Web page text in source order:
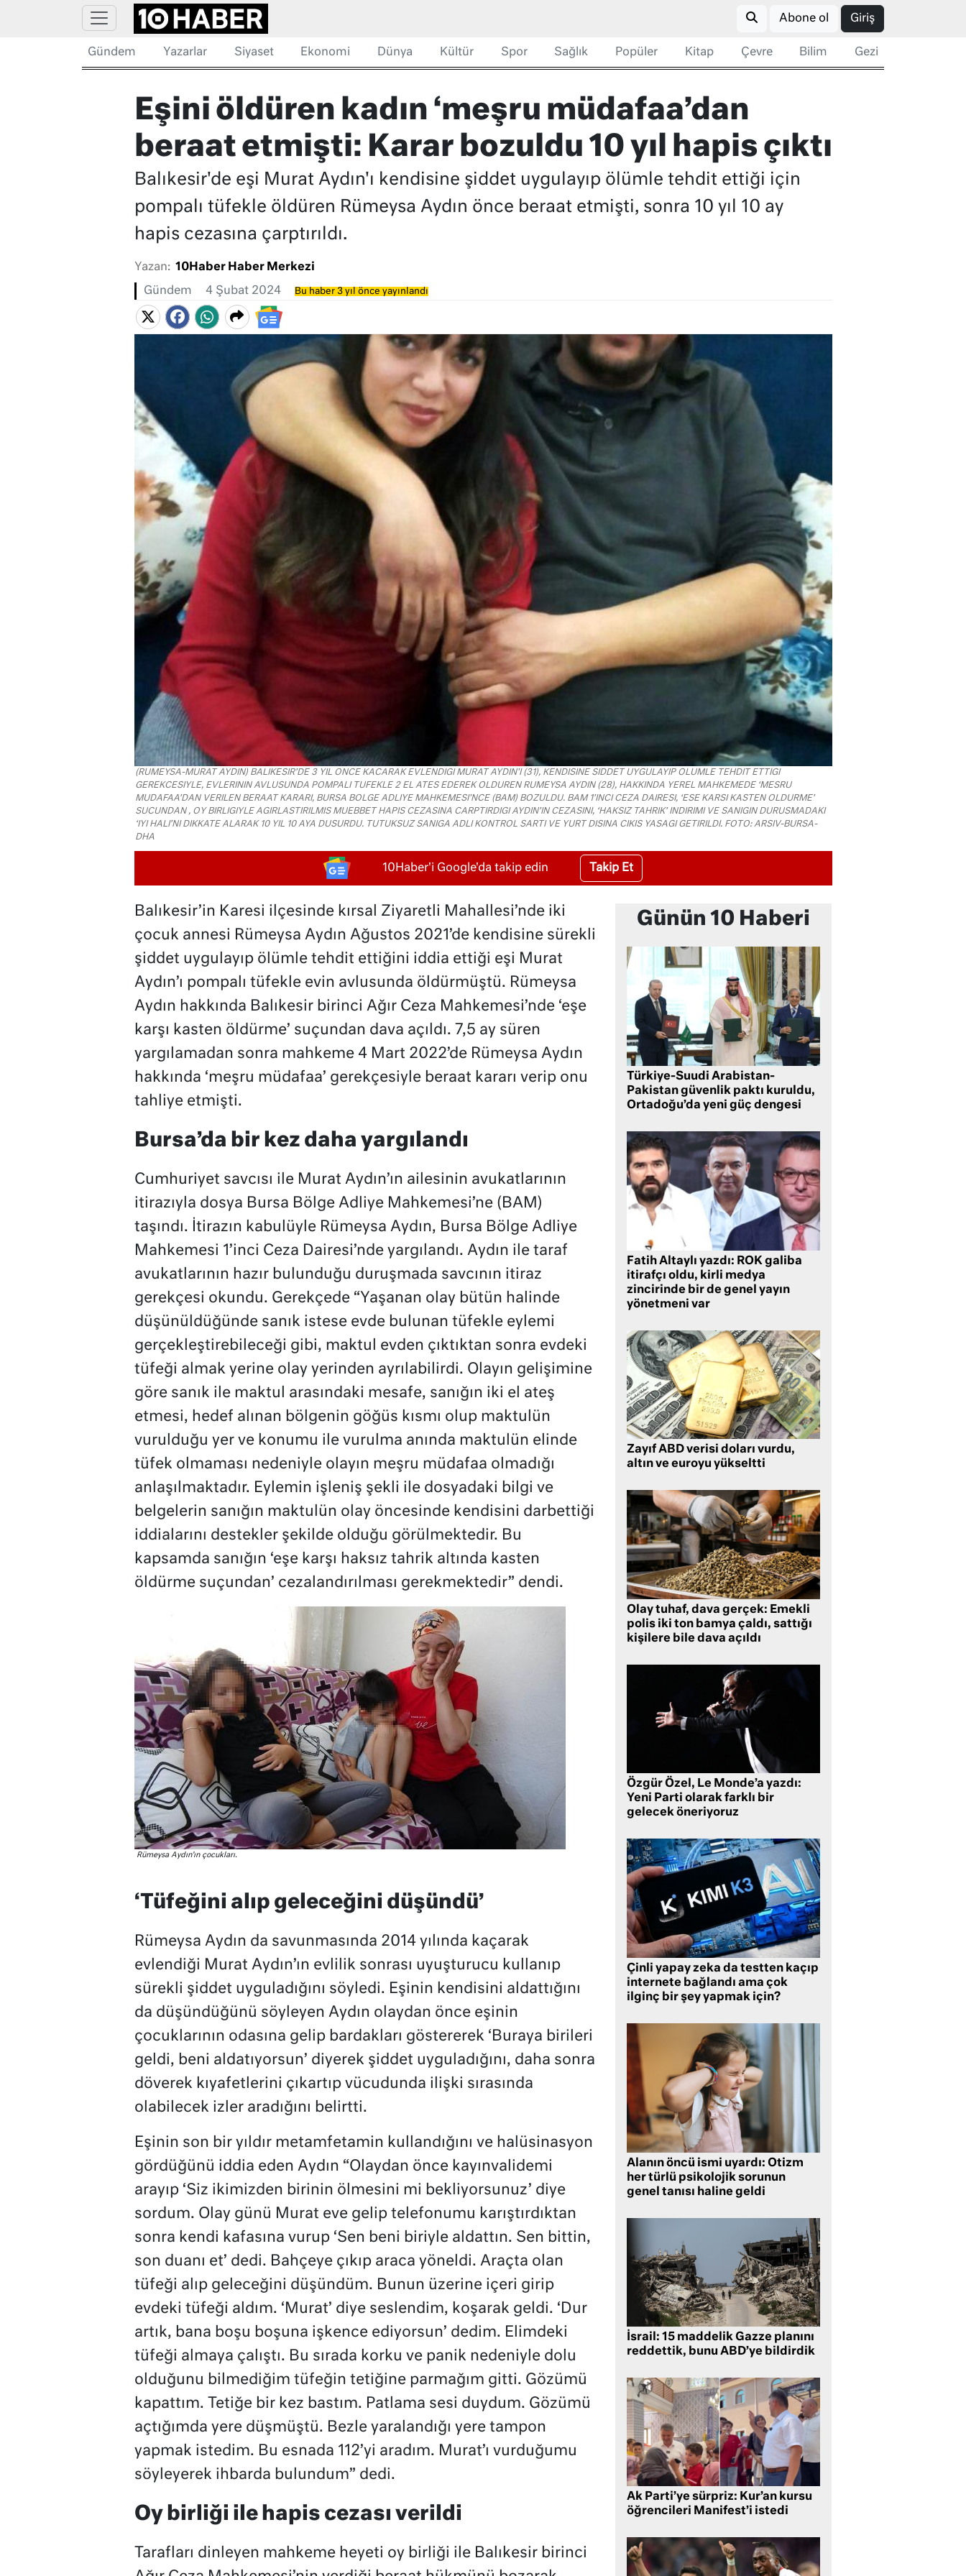
Abone ol Giriş
Gündem Yazarlar Siyaset Ekonomi Dünya Kültür Spor Sağlık Popüler Kitap Çevre Bilim Gezi
Eşini öldüren kadın ‘meşru müdafaa’dan
beraat etmişti: Karar bozuldu 10 yıl hapis çıktı
Balıkesir'de eşi Murat Aydın'ı kendisine şiddet uygulayıp ölümle tehdit ettiği için
pompalı tüfekle öldüren Rümeysa Aydın önce beraat etmişti, sonra 10 yıl 10 ay
hapis cezasına çarptırıldı.
Yazan: 10Haber Haber Merkezi
Gündem 4 Şubat 2024 Bu haber 3 yıl önce yayınlandı
(RUMEYSA-MURAT AYDIN) BALIKESIR’DE 3 YIL ONCE KACARAK EVLENDIGI MURAT AYDIN'I (31), KENDISINE SIDDET UYGULAYIP OLUMLE TEHDIT ETTIGI
GEREKCESIYLE, EVLERININ AVLUSUNDA POMPALI TUFEKLE 2 EL ATES EDEREK OLDUREN RUMEYSA AYDIN (28), HAKKINDA YEREL MAHKEMEDE ‘MESRU
MUDAFAA’DAN VERILEN BERAAT KARARI, BURSA BOLGE ADLIYE MAHKEMESI'NCE (BAM) BOZULDU. BAM 1’INCI CEZA DAIRESI, ‘ESE KARSI KASTEN OLDURME’
SUCUNDAN , OY BIRLIGIYLE AGIRLASTIRILMIS MUEBBET HAPIS CEZASINA CARPTIRDIGI AYDIN’IN CEZASINI, ‘HAKSIZ TAHRIK’ INDIRIMI VE SANIGIN DURUSMADAKI
‘IYI HALI’NI DIKKATE ALARAK 10 YIL 10 AYA DUSURDU. TUTUKSUZ SANIGA ADLI KONTROL SARTI VE YURT DISINA CIKIS YASAGI GETIRILDI. FOTO: ARSIV-BURSA-
DHA
10Haber'i Google'da takip edin Takip Et
Balıkesir’in Karesi ilçesinde kırsal Ziyaretli Mahallesi’nde iki
çocuk annesi Rümeysa Aydın Ağustos 2021’de kendisine sürekli
şiddet uygulayıp ölümle tehdit ettiğini iddia ettiği eşi Murat
Aydın’ı pompalı tüfekle evin avlusunda öldürmüştü. Rümeysa
Aydın hakkında Balıkesir birinci Ağır Ceza Mahkemesi’nde ‘eşe
karşı kasten öldürme’ suçundan dava açıldı. 7,5 ay süren
yargılamadan sonra mahkeme 4 Mart 2022’de Rümeysa Aydın
hakkında ‘meşru müdafaa’ gerekçesiyle beraat kararı verip onu
tahliye etmişti.
Bursa’da bir kez daha yargılandı
Cumhuriyet savcısı ile Murat Aydın’ın ailesinin avukatlarının
itirazıyla dosya Bursa Bölge Adliye Mahkemesi’ne (BAM)
taşındı. İtirazın kabulüyle Rümeysa Aydın, Bursa Bölge Adliye
Mahkemesi 1’inci Ceza Dairesi’nde yargılandı. Aydın ile taraf
avukatlarının hazır bulunduğu duruşmada savcının itiraz
gerekçesi okundu. Gerekçede “Yaşanan olay bütün halinde
düşünüldüğünde sanık istese evde bulunan tüfekle eylemi
gerçekleştirebileceği gibi, maktul evden çıktıktan sonra evdeki
tüfeği almak yerine olay yerinden ayrılabilirdi. Olayın gelişimine
göre sanık ile maktul arasındaki mesafe, sanığın iki el ateş
etmesi, hedef alınan bölgenin göğüs kısmı olup maktulün
vurulduğu yer ve konumu ile vurulma anında maktulün elinde
tüfek olmaması nedeniyle olayın meşru müdafaa olmadığı
anlaşılmaktadır. Eylemin işleniş şekli ile dosyadaki bilgi ve
belgelerin sanığın maktulün olay öncesinde kendisini darbettiği
iddialarını destekler şekilde olduğu görülmektedir. Bu
kapsamda sanığın ‘eşe karşı haksız tahrik altında kasten
öldürme suçundan’ cezalandırılması gerekmektedir” dendi.
Rümeysa Aydın’ın çocukları.
‘Tüfeğini alıp geleceğini düşündü’
Rümeysa Aydın da savunmasında 2014 yılında kaçarak
evlendiği Murat Aydın’ın evlilik sonrası uyuşturucu kullanıp
sürekli şiddet uyguladığını söyledi. Eşinin kendisini aldattığını
da düşündüğünü söyleyen Aydın olaydan önce eşinin
çocuklarının odasına gelip bardakları göstererek ‘Buraya birileri
geldi, beni aldatıyorsun’ diyerek şiddet uyguladığını, daha sonra
döverek kıyafetlerini çıkartıp vücudunda ilişki sırasında
olabilecek izler aradığını belirtti.
Eşinin son bir yıldır metamfetamin kullandığını ve halüsinasyon
gördüğünü iddia eden Aydın “Olaydan önce kayınvalidemi
arayıp ‘Siz ikimizden birinin ölmesini mi bekliyorsunuz’ diye
sordum. Olay günü Murat eve gelip telefonumu karıştırdıktan
sonra kendi kafasına vurup ‘Sen beni biriyle aldattın. Sen bittin,
son duanı et’ dedi. Bahçeye çıkıp araca yöneldi. Araçta olan
tüfeği alıp geleceğini düşündüm. Bunun üzerine içeri girip
evdeki tüfeği aldım. ‘Murat’ diye seslendim, koşarak geldi. ‘Dur
artık, bana boşu boşuna işkence ediyorsun’ dedim. Elimdeki
tüfeği almaya çalıştı. Bu sırada korku ve panik nedeniyle dolu
olduğunu bilmediğim tüfeğin tetiğine parmağım gitti. Gözümü
kapattım. Tetiğe bir kez bastım. Patlama sesi duydum. Gözümü
açtığımda yere düşmüştü. Bezle yaralandığı yere tampon
yapmak istedim. Bu esnada 112’yi aradım. Murat’ı vurduğumu
söyleyerek ihbarda bulundum” dedi.
Oy birliği ile hapis cezası verildi
Tarafları dinleyen mahkeme heyeti oy birliği ile Balıkesir birinci
Günün 10 Haberi
Türkiye-Suudi Arabistan-
Pakistan güvenlik paktı kuruldu,
Ortadoğu’da yeni güç dengesi
Fatih Altaylı yazdı: ROK galiba
itirafçı oldu, kirli medya
zincirinde bir de genel yayın
yönetmeni var
Zayıf ABD verisi doları vurdu,
altın ve euroyu yükseltti
Olay tuhaf, dava gerçek: Emekli
polis iki ton bamya çaldı, sattığı
kişilere bile dava açıldı
Özgür Özel, Le Monde’a yazdı:
Yeni Parti olarak farklı bir
gelecek öneriyoruz
Çinli yapay zeka da testten kaçıp
internete bağlandı ama çok
ilginç bir şey yapmak için?
Alanın öncü ismi uyardı: Otizm
her türlü psikolojik sorunun
genel tanısı haline geldi
İsrail: 15 maddelik Gazze planını
reddettik, bunu ABD’ye bildirdik
Ak Parti’ye sürpriz: Kur’an kursu
öğrencileri Manifest’i istedi